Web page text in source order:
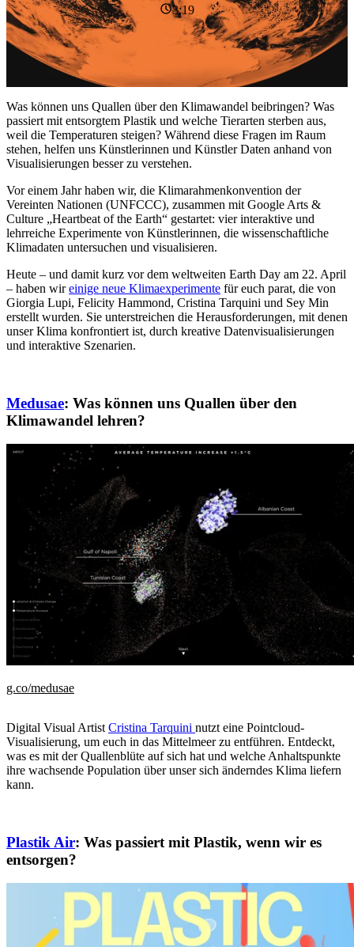
3:19
Was können uns Quallen über den Klimawandel beibringen? Was
passiert mit entsorgtem Plastik und welche Tierarten sterben aus,
weil die Temperaturen steigen? Während diese Fragen im Raum
stehen, helfen uns Künstlerinnen und Künstler Daten anhand von
Visualisierungen besser zu verstehen.
Vor einem Jahr haben wir, die Klimarahmenkonvention der
Vereinten Nationen (UNFCCC), zusammen mit Google Arts &
Culture „Heartbeat of the Earth“ gestartet: vier interaktive und
lehrreiche Experimente von Künstlerinnen, die wissenschaftliche
Klimadaten untersuchen und visualisieren.
Heute – und damit kurz vor dem weltweiten Earth Day am 22. April
– haben wireinige neue Klimaexperimente für euch parat, die von
Giorgia Lupi, Felicity Hammond, Cristina Tarquini und Sey Min
erstellt wurden. Sie unterstreichen die Herausforderungen, mit denen
unser Klima konfrontiert ist, durch kreative Datenvisualisierungen
und interaktive Szenarien.
Medusae: Was können uns Quallen über den
Klimawandel lehren?
g.co/medusae
Digital Visual Artist Cristina Tarquini nutzt eine Pointcloud-
Visualisierung, um euch in das Mittelmeer zu entführen. Entdeckt,
was es mit der Quallenblüte auf sich hat und welche Anhaltspunkte
ihre wachsende Population über unser sich änderndes Klima liefern
kann.
Plastik Air: Was passiert mit Plastik, wenn wir es
entsorgen?